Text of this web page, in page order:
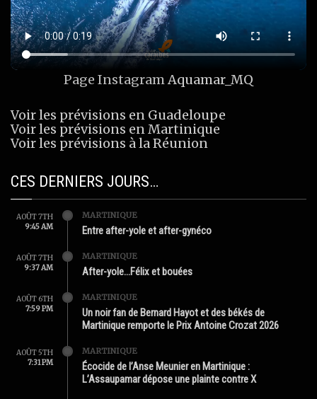
Page InstagramAquamar_MQ
Voir les prévisions en Guadeloupe
Voir les prévisions en Martinique
Voir les prévisions à la Réunion
CES DERNIERS JOURS…
AOÛT 7TH
9:45 AM
MARTINIQUE
Entre after-yole et after-gynéco
AOÛT 7TH
9:37 AM
MARTINIQUE
After-yole…Félix et bouées
AOÛT 6TH
7:59 PM
MARTINIQUE
Un noir fan de Bernard Hayot et des békés de
Martinique remporte le Prix Antoine Crozat 2026
AOÛT 5TH
7:31 PM
MARTINIQUE
Écocide de l’Anse Meunier en Martinique :
L’Assaupamar dépose une plainte contre X